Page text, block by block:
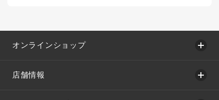
オンラインショップ
店舗情報